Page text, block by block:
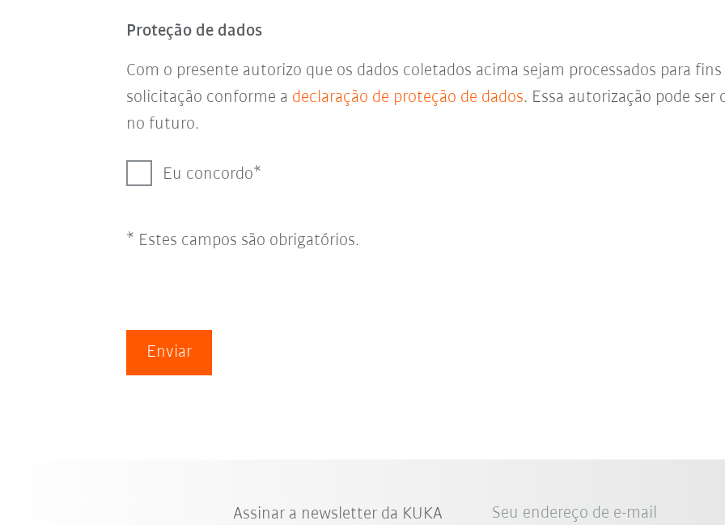
Proteção de dados
Com o presente autorizo que os dados coletados acima sejam processados para
solicitação conforme a declaração de proteção de dados. Essa autorização pode
no futuro.
Eu concordo
* Estes campos são obrigatórios.
Enviar
Assinar a newsletter da KUKA Seu endereço de e-mail